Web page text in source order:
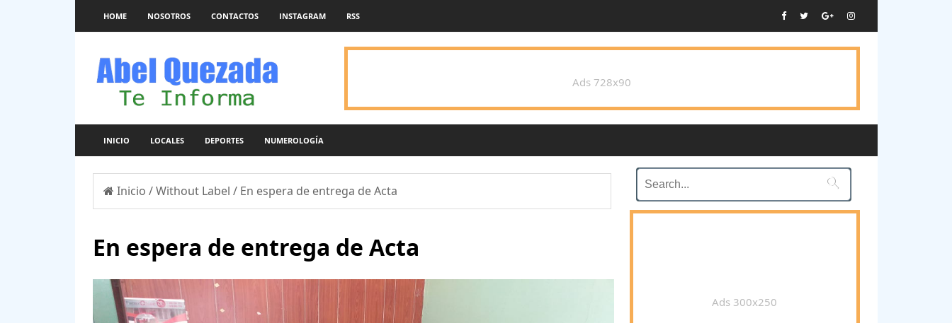
HOME NOSOTROS CONTACTOS INSTAGRAM RSS
Ads 728x90
INICIO LOCALES DEPORTES NUMEROLOGÍA
Inicio /Without Label / En espera de entrega de Acta
En espera de entrega de Acta

Ads 300x250